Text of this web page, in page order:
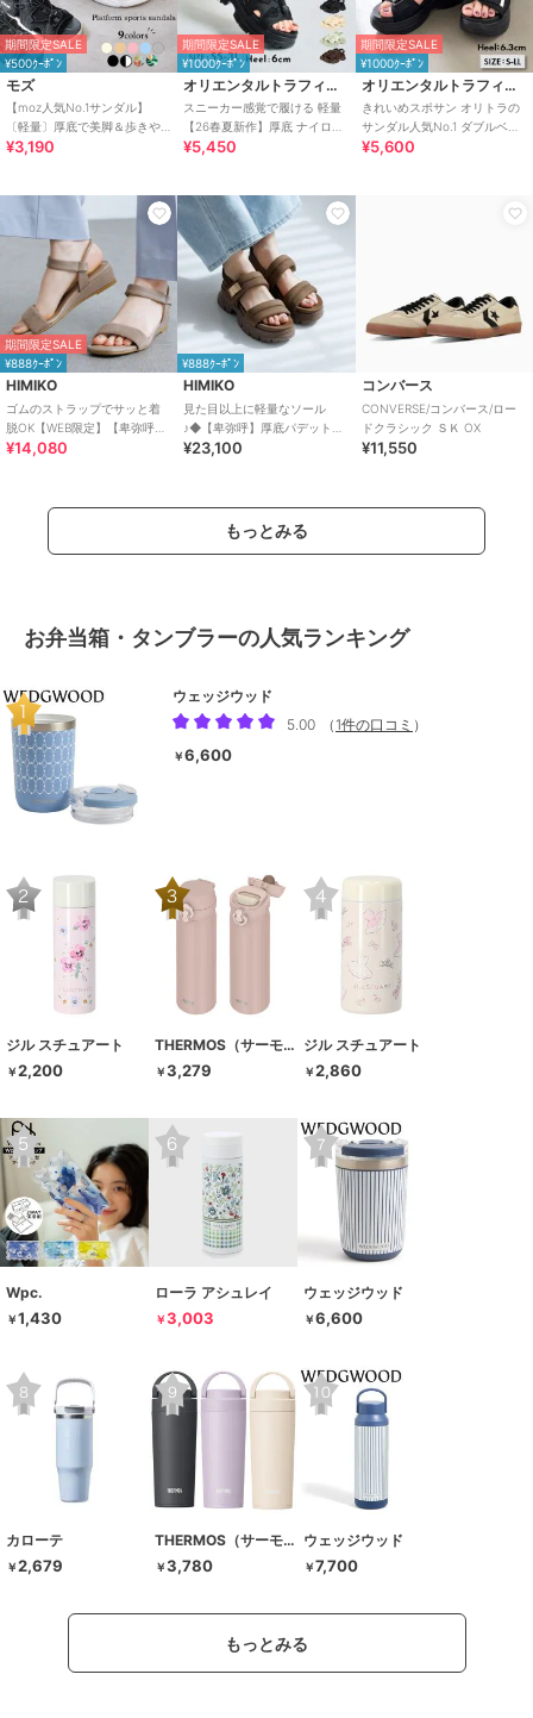
期間限定SALE
¥500ｸｰﾎﾟﾝ
モズ
【moz人気No.1サンダル】
〔軽量〕厚底で美脚＆歩きや
すい！疲れにくいフィット感
¥3,190
期間限定SALE
¥1000ｸｰﾎﾟﾝ
オリエンタルトラフィック
スニーカー感覚で履ける 軽量
【26春夏新作】厚底 ナイロン
スポーツサンダル /OT3232
¥5,450
期間限定SALE
¥1000ｸｰﾎﾟﾝ
オリエンタルトラフィック
きれいめスポサン オリトラの
サンダル人気No.1 ダブルベル
ト スポーツサンダル /42207
¥5,600
期間限定SALE
¥888ｸｰﾎﾟﾝ
HIMIKO
ゴムのストラップでサッと着
脱OK【WEB限定】【卑弥呼
26SS】ゴムストラップサンダ
¥14,080
¥888ｸｰﾎﾟﾝ
HIMIKO
見た目以上に軽量なソール
♪◆【卑弥呼】厚底パデットサ
ンダル/661201
¥23,100
コンバース
CONVERSE/コンバース/ロー
ドクラシック ＳＫ OX
¥11,550
もっとみる
お弁当箱・タンブラーの人気ランキング
ウェッジウッド
5.00
（ 1件の口コミ ）
￥6,600
ジル スチュアート
￥2,200
THERMOS（サーモス）
￥3,279
ジル スチュアート
￥2,860
Wpc.
￥1,430
ローラ アシュレイ
￥3,003
ウェッジウッド
￥6,600
カローテ
￥2,679
THERMOS（サーモス）
￥3,780
ウェッジウッド
￥7,700
もっとみる